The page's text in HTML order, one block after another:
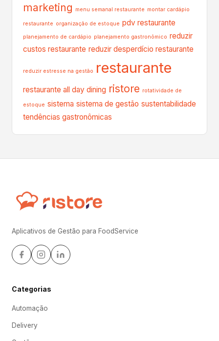
marketing menu semanal restaurante montar cardápio
restaurante organização de estoque pdv restaurante
planejamento de cardápio planejamento gastronômico reduzir
custos restaurante reduzir desperdício restaurante
reduzir estresse na gestão restaurante
restaurante all day dining ristore rotatividade de
estoque sistema sistema de gestão sustentabilidade
tendências gastronômicas
Aplicativos de Gestão para FoodService
Categorias
Automação
Delivery